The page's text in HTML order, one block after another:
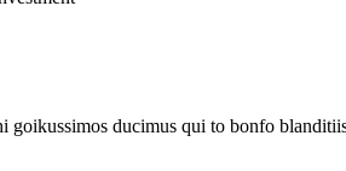
goikussimos ducimus qui to bonfo